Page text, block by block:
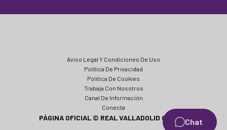
Chat
Aviso Legal Y Condiciones De Uso
Política De Privacidad
Política De Cookies
Trabaja Con Nosotros
Canal De Información
Conecta
PÁGINA OFICIAL © REAL VALLADOLID CF 2024